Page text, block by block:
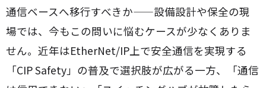
通信ベースへ移行すべきか——設備設計や保全の現
場では、今もこの問いに悩むケースが少なくありま
せん。近年はEtherNet/IP上で安全通信を実現する
「CIP Safety」の普及で選択肢が広がる一方、「通信